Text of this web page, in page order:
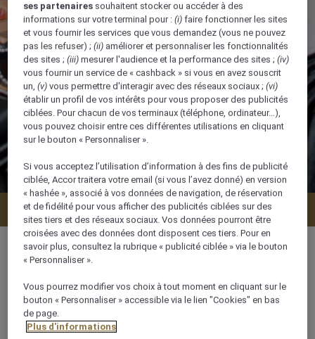
Vérifier la disponibilité
28 m²
2 x
ses partenaires souhaitent stocker ou accéder à des
informations sur votre terminal pour :(i) faire fonctionner les sites
et vous fournir les services que vous demandez (vous ne pouvez
pas les refuser) ;(ii) améliorer et personnaliser les fonctionnalités
des sites ;(iii) mesurer l'audience et la performance des sites ;(iv)
vous fournir un service de « cashback » si vous en avez souscrit
un,(v) vous permettre d'interagir avec des réseaux sociaux ;(vi)
établir un profil de vos intérêts pour vous proposer des publicités
ciblées. Pour chacun de vos terminaux (téléphone, ordinateur…),
vous pouvez choisir entre ces différentes utilisations en cliquant
sur le bouton « Personnaliser ».
Si vous acceptez l’utilisation d’information à des fins de publicité
ciblée, Accor traitera votre email (si vous l’avez donné) en version
« hashée », associé à vos données de navigation, de réservation
et de fidélité pour vous afficher des publicités ciblées sur des
sites tiers et des réseaux sociaux. Vos données pourront être
croisées avec des données dont disposent ces tiers. Pour en
savoir plus, consultez la rubrique « publicité ciblée » via le bouton
« Personnaliser ».
Vous pourrez modifier vos choix à tout moment en cliquant sur le
bouton « Personnaliser » accessible via le lien "Cookies" en bas
de page.
Plus d'informations